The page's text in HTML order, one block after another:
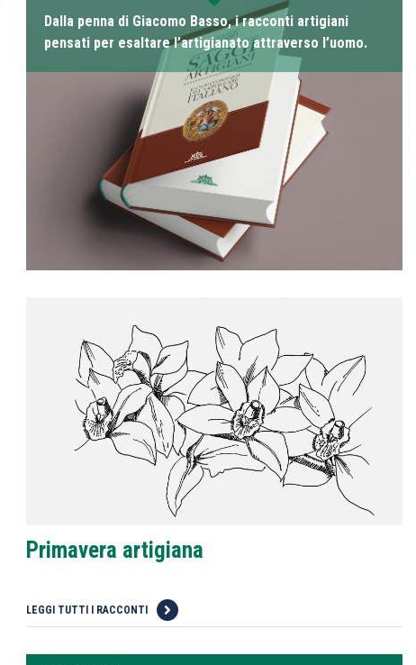
Dalla penna di Giacomo Basso, i racconti artigiani
pensati per esaltare l’artigianato attraverso l’uomo.
Primavera artigiana
LEGGI TUTTI I RACCONTI